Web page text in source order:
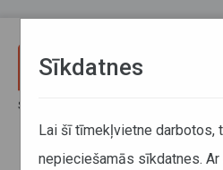
Sākums
Sīkdatnes
Lai šī tīmekļvietne darbotos,
nepieciešamās sīkdatnes.